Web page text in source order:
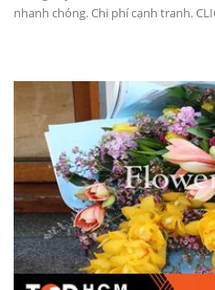
nhanh chóng. Chi phí cạnh tranh.